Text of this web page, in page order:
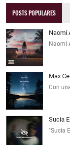
POSTS POPULARES
Naomi
Naomi
Max
Con
Sucia
"Sucia